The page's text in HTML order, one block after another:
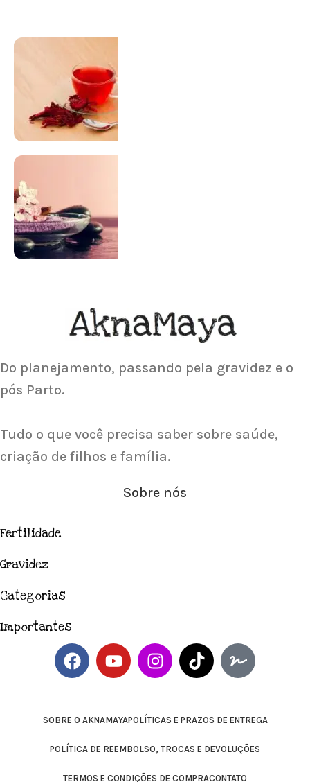
Para antes e depois de engravidar
Saiba Mais
Acupuntura focada para Fertilidade e
Gravidez
Saiba Mais
Do planejamento, passando pela gravidez e o
pós Parto.
Tudo o que você precisa saber sobre saúde,
criação de filhos e família.
Sobre nós
Fertilidade
Gravidez
Categorias
Importantes
SOBRE O AKNAMAYAPOLÍTICAS E PRAZOS DE ENTREGA
POLÍTICA DE REEMBOLSO, TROCAS E DEVOLUÇÕES
TERMOS E CONDIÇÕES DE COMPRACONTATO